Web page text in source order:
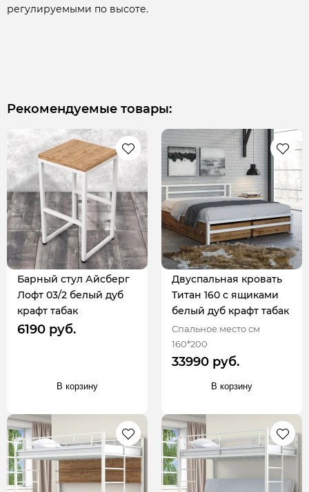
регулируемыми по высоте.
Рекомендуемые товары:
Барный стул Айсберг
Лофт 03/2 белый дуб
крафт табак
6190 руб.
В корзину
Двуспальная кровать
Титан 160 с ящиками
белый дуб крафт табак
Спальное место см
160*200
33990 руб.
В корзину